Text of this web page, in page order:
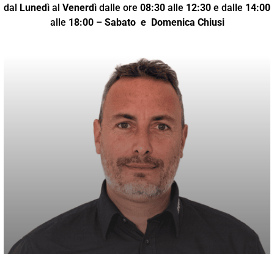
dal Lunedì al Venerdì dalle ore 08:30 alle 12:30 e dalle 14:00
alle 18:00– Sabato e Domenica Chiusi